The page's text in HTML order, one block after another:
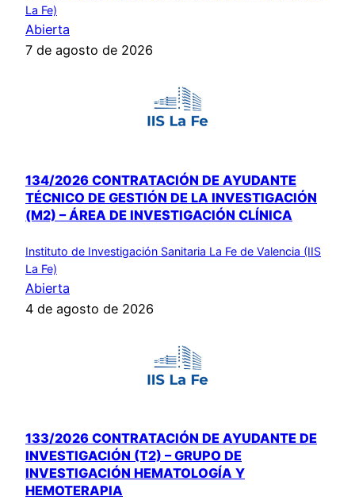
La Fe)
Abierta
7 de agosto de 2026
134/2026 CONTRATACIÓN DE AYUDANTE
TÉCNICO DE GESTIÓN DE LA INVESTIGACIÓN
(M2) – ÁREA DE INVESTIGACIÓN CLÍNICA
Instituto de Investigación Sanitaria La Fe de Valencia (IIS
La Fe)
Abierta
4 de agosto de 2026
133/2026 CONTRATACIÓN DE AYUDANTE DE
INVESTIGACIÓN (T2) – GRUPO DE
INVESTIGACIÓN HEMATOLOGÍA Y
HEMOTERAPIA